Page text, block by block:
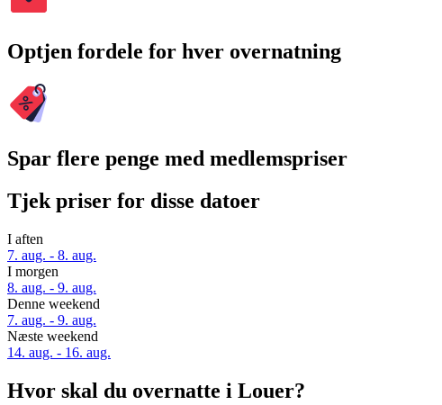
Optjen fordele for hver overnatning
Spar flere penge med medlemspriser
Tjek priser for disse datoer
I aften
7. aug. - 8. aug.
I morgen
8. aug. - 9. aug.
Denne weekend
7. aug. - 9. aug.
Næste weekend
14. aug. - 16. aug.
Hvor skal du overnatte i Louer?